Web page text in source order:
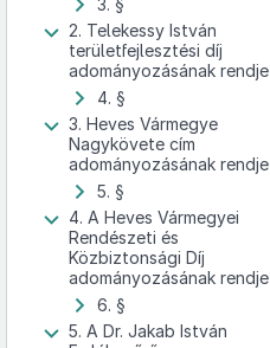
2. Telekessy István
területfejlesztési díj
adományozásának rendje
4. §
3. Heves Vármegye
Nagykövete cím
adományozásának rendje
5. §
4. A Heves Vármegyei
Rendészeti és
Közbiztonsági Díj
adományozásának rendje
6. §
5. A Dr. Jakab István